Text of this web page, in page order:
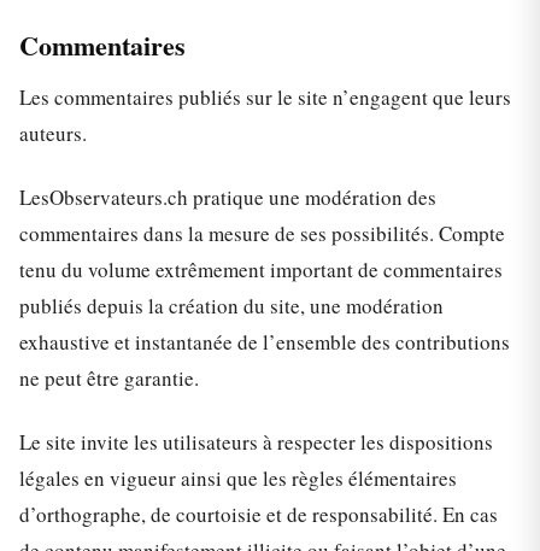
Commentaires
Les commentaires publiés sur le site n’engagent que leurs
auteurs.
LesObservateurs.ch pratique une modération des
commentaires dans la mesure de ses possibilités. Compte
tenu du volume extrêmement important de commentaires
publiés depuis la création du site, une modération
exhaustive et instantanée de l’ensemble des contributions
ne peut être garantie.
Le site invite les utilisateurs à respecter les dispositions
légales en vigueur ainsi que les règles élémentaires
d’orthographe, de courtoisie et de responsabilité. En cas